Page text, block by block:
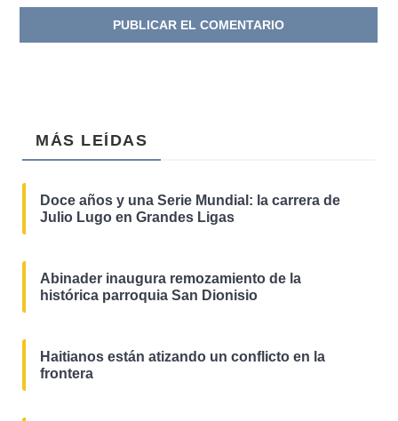
MÁS LEÍDAS
Doce años y una Serie Mundial: la carrera de
Julio Lugo en Grandes Ligas
Abinader inaugura remozamiento de la
histórica parroquia San Dionisio
Haitianos están atizando un conflicto en la
frontera